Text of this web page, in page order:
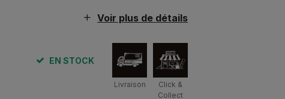
Voir plus de détails
EN STOCK
Livraison
Click &
Collect